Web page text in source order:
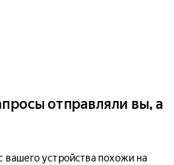
отправляли вы, а
вашего устройства похожи на